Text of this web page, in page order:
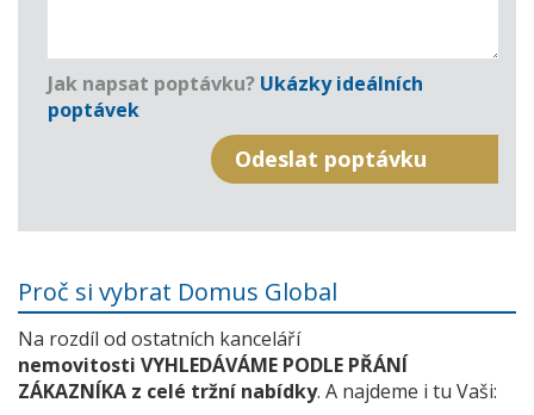
Jak napsat poptávku? Ukázky ideálních
poptávek
Proč si vybrat Domus Global
Na rozdíl od ostatních kanceláří
nemovitosti VYHLEDÁVÁME PODLE PŘÁNÍ
ZÁKAZNÍKA z celé tržní nabídky. A najdeme i tu Vaši: